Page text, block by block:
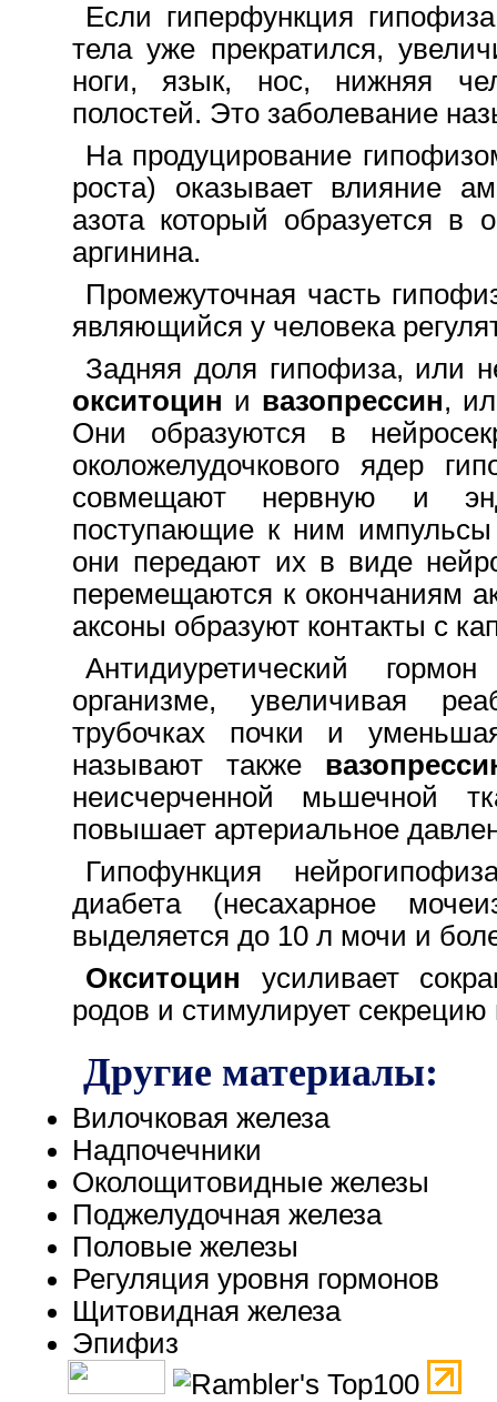
Если гиперфункция
тела уже прекратился,
ноги, язык, нос, нижняя
полостей. Это заболевание
На продуцирование
роста) оказывает влияние
азотакоторый образуется в
аргинина.
Промежуточная часть
являющийся y человека
Задняя доля гипофиза, или
окситоцин и вазопрессин,
Они образуются в
околожелудочкового ядер
совмещают нервную и
поступающие к ним импульсы
они передают их в виде
перемещаются к окончаниям
аксоны образуют контакты c
Антидиуретический
организме, увеличивая
трубочках почки и
называют также
неисчерченной мьшечной
повышает артериальное
Гипофункция
диабета (несахарное
выделяется до 10 л мочи и
Окситоцин усиливает
родов и стимулирует секрецию
Другие материалы:
Вилочковая железа
Надпочечники
Околощитовидные железы
Поджелудочная железа
Половые железы
Регуляция уровня гормонов
Щитовидная железа
Эпифиз